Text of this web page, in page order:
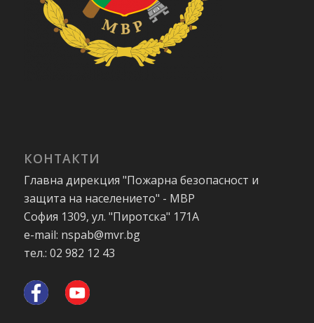
КОНТАКТИ
Главна дирекция "Пожарна безопасност и
защита на населението" - МВР
София 1309, ул. "Пиротска" 171А
e-mail: nspab@mvr.bg
тел.: 02 982 12 43